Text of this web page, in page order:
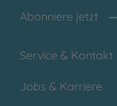
Abonniere jetzt
Service & Kontakt
Jobs & Karriere